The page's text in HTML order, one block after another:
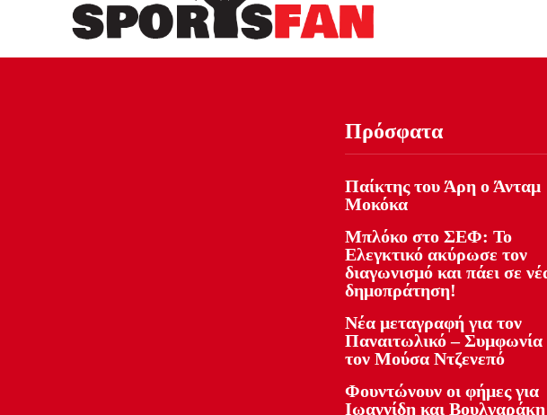
Πρόσφατα
Παίκτης του Άρη ο Άνταμ
Μοκόκα
Μπλόκο στο ΣΕΦ: Το
Ελεγκτικό ακύρωσε τον
διαγωνισμό και πάει σε
δημοπράτηση!
Νέα μεταγραφή για τον
Παναιτωλικό – Συμφωνία
τον Μούσα Ντζενεπό
Φουντώνουν οι φήμες για
Ιωαννίδη και